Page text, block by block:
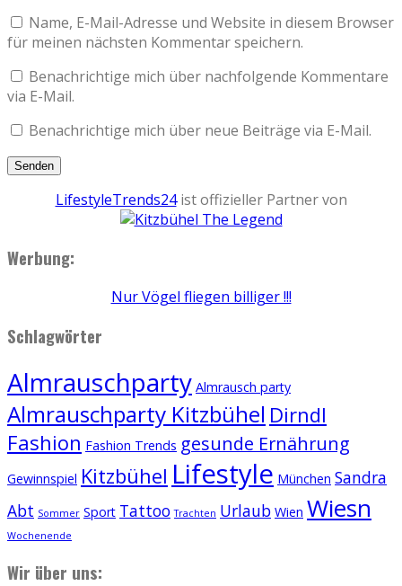
Name, E-Mail-Adresse und Website in diesem Browser
für meinen nächsten Kommentar speichern.
Benachrichtige mich über nachfolgende Kommentare
via E-Mail.
Benachrichtige mich über neue Beiträge via E-Mail.
LifestyleTrends24ist offizieller Partner von
Werbung:
Nur Vögel fliegen billiger !!!
Schlagwörter
Almrauschparty Almrausch party
Almrauschparty Kitzbühel Dirndl
Fashion Fashion Trends gesunde Ernährung
Gewinnspiel Kitzbühel Lifestyle München Sandra
Abt Sommer Sport Tattoo Trachten Urlaub Wien Wiesn
Wochenende
Wir über uns: